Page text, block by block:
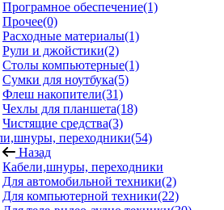
Програмное обеспечение(1)
Прочее(0)
Расходные материалы(1)
Рули и джойстики(2)
Столы компьютерные(1)
Сумки для ноутбука(5)
Флеш накопители(31)
Чехлы для планшета(18)
Чистящие средства(3)
переходники(54)
Назад
Кабели,шнуры, переходники
Для автомобильной техники(2)
Для компьютерной техники(22)